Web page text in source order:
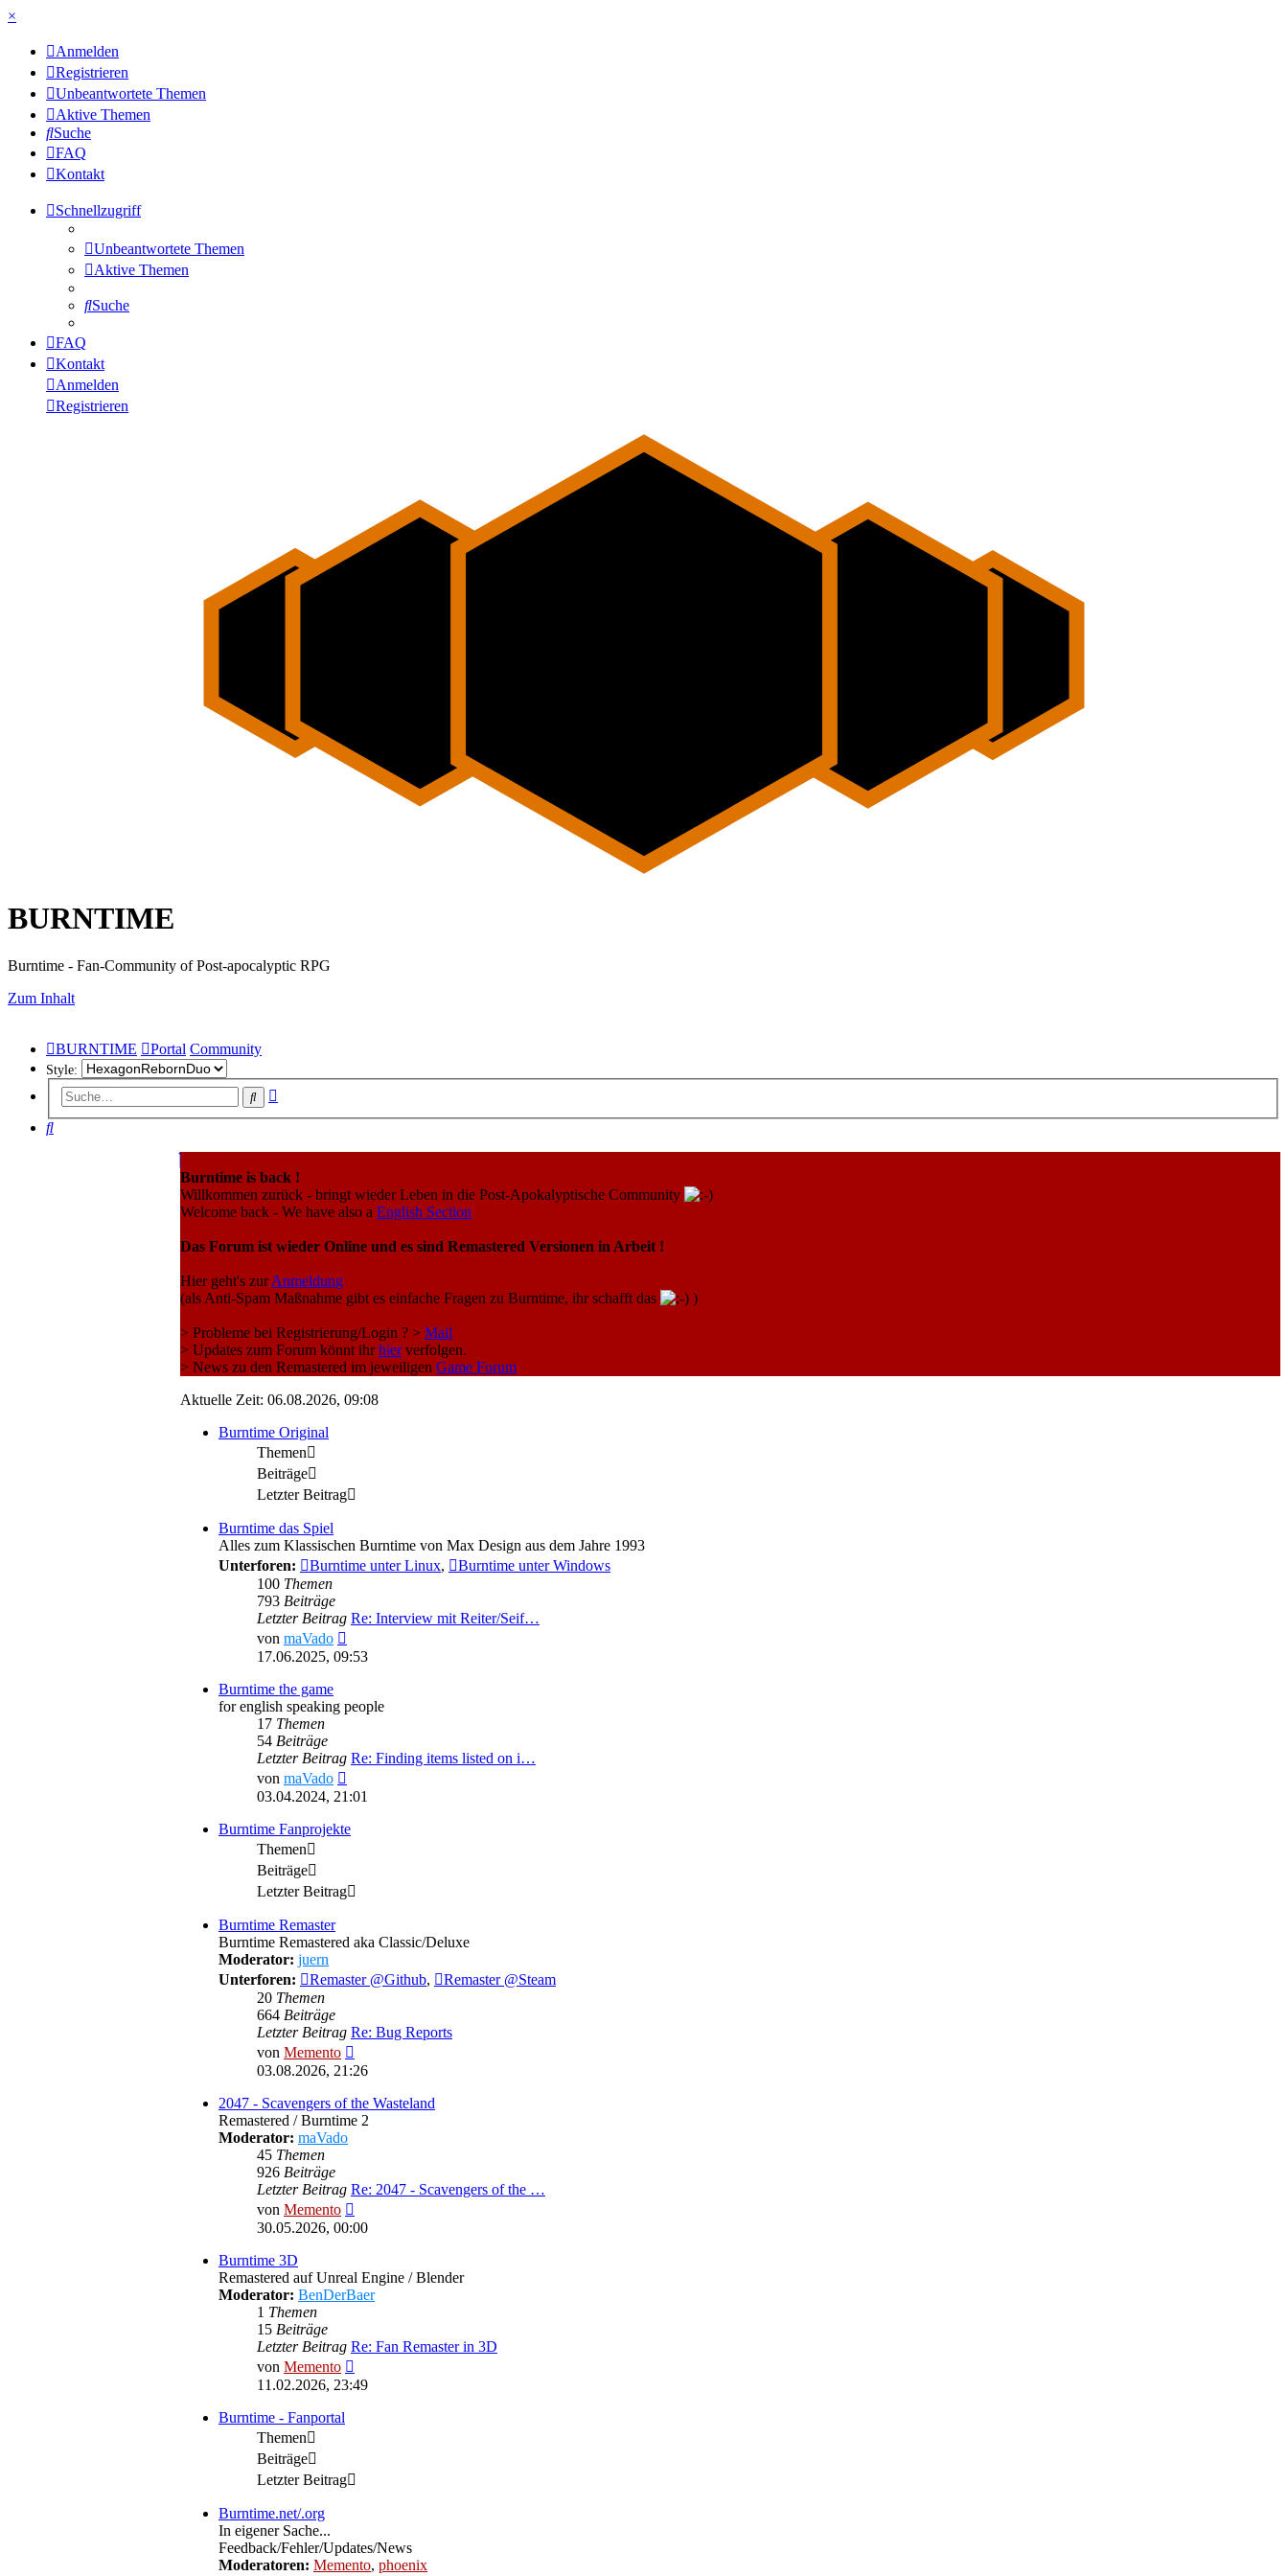
×
Anmelden
Registrieren
Unbeantwortete Themen
Aktive Themen
Suche
FAQ
Kontakt
Schnellzugriff
Unbeantwortete Themen
Aktive Themen
Suche
FAQ
Kontakt
Anmelden
Registrieren
BURNTIME
Burntime - Fan-Community of Post-apocalyptic RPG
Zum Inhalt
BURNTIME Portal Community
Style:
Suche
Suche
Burntime is back !
Willkommen zurück - bringt wieder Leben in die Post-Apokalyptische Community
Welcome back - We have also a English Section
Das Forum ist wieder Online und es sind Remastered Versionen in Arbeit !
Hier geht's zurAnmeldung
(als Anti-Spam Maßnahme gibt es einfache Fragen zu Burntime, ihr schafft das
)
> Probleme bei Registrierung/Login ? > Mail
> Updates zum Forum könnt ihrhierverfolgen.
> News zu den Remastered im jeweiligen Game Forum
Aktuelle Zeit: 06.08.2026, 09:08
Burntime Original
Themen
Beiträge
Letzter Beitrag
Burntime das Spiel
Alles zum Klassischen Burntime von Max Design aus dem Jahre 1993
Unterforen:
Burntime unter Linux,
Burntime unter Windows
100 Themen
793 Beiträge
Letzter Beitrag Re: Interview mit Reiter/Seif…
von maVado
Beitrag
17.06.2025, 09:53
Burntime the game
for english speaking people
17 Themen
54 Beiträge
Letzter Beitrag Re: Finding items listed on i…
von maVado
Beitrag
03.04.2024, 21:01
Burntime Fanprojekte
Themen
Beiträge
Letzter Beitrag
Burntime Remaster
Burntime Remastered aka Classic/Deluxe
Moderator: juern
Unterforen:
Remaster @Github,
Remaster @Steam
20 Themen
664 Beiträge
Letzter Beitrag Re: Bug Reports
von Memento
Beitrag
03.08.2026, 21:26
2047 - Scavengers of the Wasteland
Remastered / Burntime 2
Moderator: maVado
45 Themen
926 Beiträge
Letzter Beitrag Re: 2047 - Scavengers of the …
von Memento
Beitrag
30.05.2026, 00:00
Burntime 3D
Remastered auf Unreal Engine / Blender
Moderator: BenDerBaer
1 Themen
15 Beiträge
Letzter Beitrag Re: Fan Remaster in 3D
von Memento
Beitrag
11.02.2026, 23:49
Burntime - Fanportal
Themen
Beiträge
Letzter Beitrag
Burntime.net/.org
In eigener Sache...
Feedback/Fehler/Updates/News
Moderatoren: Memento, phoenix